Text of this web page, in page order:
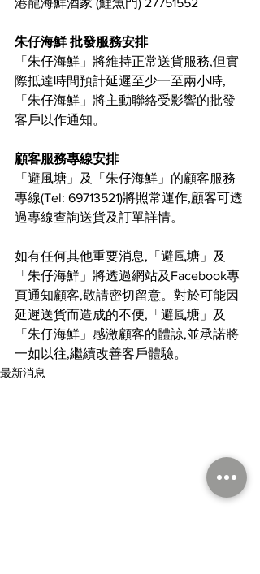
朱仔海鮮 批發服務安排
「朱仔海鮮」將維持正常送貨服務,但實
際抵達時間預計延遲至少一至兩小時,
「朱仔海鮮」將主動聯絡受影響的批發
客戶以作通知。
顧客服務專線安排
「避風塘」及「朱仔海鮮」的顧客服務
專線(Tel: 69713521)將照常運作,顧客可透
過專線查詢送貨及訂單詳情。
如有任何其他重要消息,「避風塘」及
「朱仔海鮮」將透過網站及Facebook專
頁通知顧客,敬請密切留意。對於可能因
延遲送貨而造成的不便,「避風塘」及
「朱仔海鮮」感激顧客的體諒,並承諾將
一如以往,繼續改善客戶體驗。
最新消息